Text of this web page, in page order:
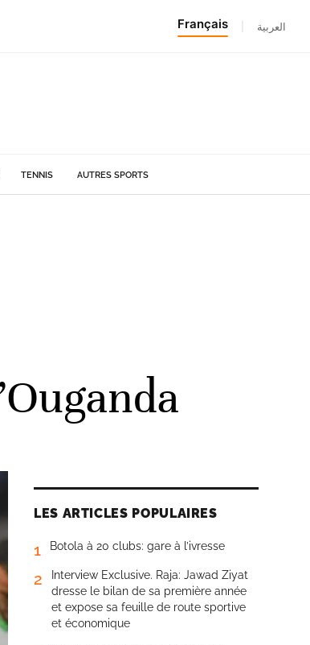
Français العربية
TENNIS AUTRES SPORTS
LES ARTICLES POPULAIRES
1 Botola à 20 clubs: gare à l’ivresse
2
Interview Exclusive. Raja: Jawad Ziyat
dresse le bilan de sa première année
et expose sa feuille de route sportive
et économique